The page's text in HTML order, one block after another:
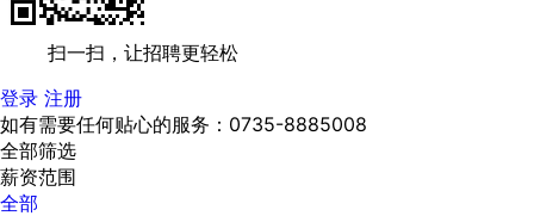
扫一扫，让招聘更轻松
登录 注册
如有需要任何贴心的服务：0735-8885008
全部筛选
薪资范围
全部